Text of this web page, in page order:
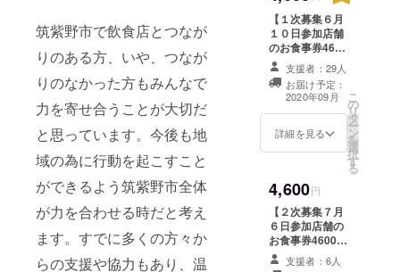
筑紫野市で飲食店とつなが
りのある方、いや、つなが
りのなかった方もみんなで
力を寄せ合うことが大切だ
と思っています。今後も地
域の為に行動を起こすこと
ができるよう筑紫野市全体
が力を合わせる時だと考え
ます。すでに多くの方々か
らの支援や協力もあり、温
いちみつ/スナッ
クエンドレス/ス
ナックメール/餃
子酒場りきまる/
ダイニングエン/
鉄板焼じゅう
じゅう/博多漢塾/
博多餃子笑井/ハ
ローコーヒー/広
島のお好み焼き
あふろ/ひろまつ
筑紫野店/二日市
とりかわきくや/
焼鳥どりーむ/よ
かどり 筑紫野二
日市店/ラ・メー
ル ※必ず「備考
かげん/スナック
A＆C/とろばこ/
レッフェル ※必
ず「備考欄」に
飲食店名をご記
入ください。不
要の場合は、
「券不要」と備
ださい。 ※ 上乗
せ支援いただい
充てさせていた
だきます。 ※1回
の決済に220円
の手数料がかか
りますので、複
数の場合はまと
【１次募集６月
１０日参加店舗
のお食事券4600
円】 筑紫野市飲
食店応援お食事
券1000円×5枚
備考欄にお食事
券を使いたい店
舗名を下記店舗
より1店舗記載く
家二日市店/居酒
屋かときん/居酒
屋さん太/居酒屋
浜太郎二日市店/
居酒屋ばんばん/
居食屋むちゃく/
支援者：29人
お届け予定：
2020年09月
詳細を見る
こ
の
リ
タ
ー
ン
を
選
択
す
る
4,600円
【２次募集７月
６日参加店舗の
お食事券4600
円】 筑紫野市飲
食店応援お食事
支援者：6人